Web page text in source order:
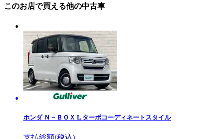
このお店で買える他の中古車
ホンダ Ｎ－ＢＯＸ L ターボコーディネートスタイル